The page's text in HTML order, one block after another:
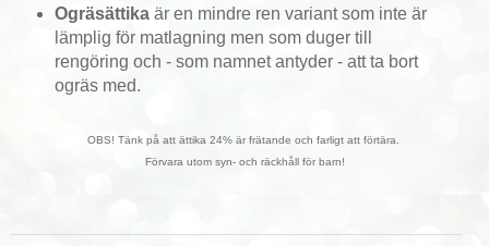
Ogräsättika är en mindre ren variant som inte är
lämplig för matlagning men som duger till
rengöring och - som namnet antyder - att ta bort
ogräs med.
OBS! Tänk på att ättika 24% är frätande och farligt att förtära.
Förvara utom syn- och räckhåll för barn!